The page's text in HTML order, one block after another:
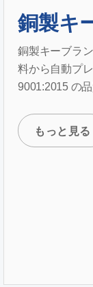
銅製キ
銅製キーブラ
料から自動プ
9001:2015 の
もっと見る